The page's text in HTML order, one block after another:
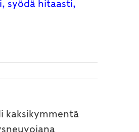
syödä hitaasti,
kaksikymmentä